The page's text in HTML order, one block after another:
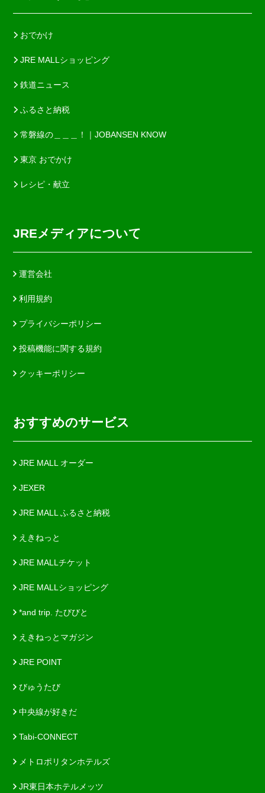
おでかけ
JRE MALLショッピング
鉄道ニュース
ふるさと納税
常磐線の＿＿＿！｜JOBANSEN KNOW
東京 おでかけ
レシピ・献立
JREメディアについて
運営会社
利用規約
プライバシーポリシー
投稿機能に関する規約
クッキーポリシー
おすすめのサービス
JRE MALL オーダー
JEXER
JRE MALL ふるさと納税
えきねっと
JRE MALLチケット
JRE MALLショッピング
*and trip. たびびと
えきねっとマガジン
JRE POINT
びゅうたび
中央線が好きだ
Tabi-CONNECT
メトロポリタンホテルズ
JR東日本ホテルメッツ